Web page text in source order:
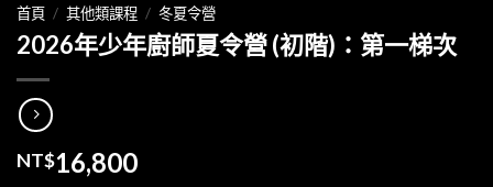
首頁 / 其他類課程 / 冬夏令營
2026年少年廚師夏令營 (初階)：第一梯次
NT$16,800